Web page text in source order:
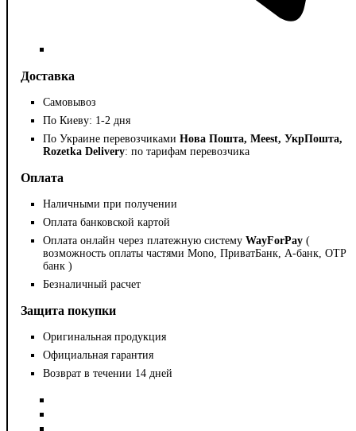
Доставка
Самовывоз
По Киеву: 1-2 дня
По Украине перевозчиками Нова Пошта, Meest, УкрПошта,
Rozetka Delivery: по тарифам перевозчика
Оплата
Наличными при получении
Оплата банковской картой
Оплата онлайн через платежную систему WayForPay (
возможность оплаты частями Mono, ПриватБанк, А-банк, OTP
банк )
Безналичный расчет
Защита покупки
Оригинальная продукция
Официальная гарантия
Возврат в течении 14 дней